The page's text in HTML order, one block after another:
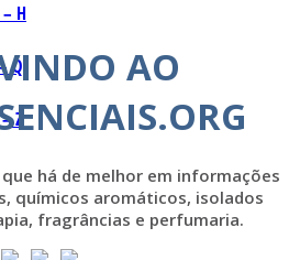
H
Q
Z
AO
há de melhor em informações
químicos aromáticos, isolados
fragrâncias e perfumaria.